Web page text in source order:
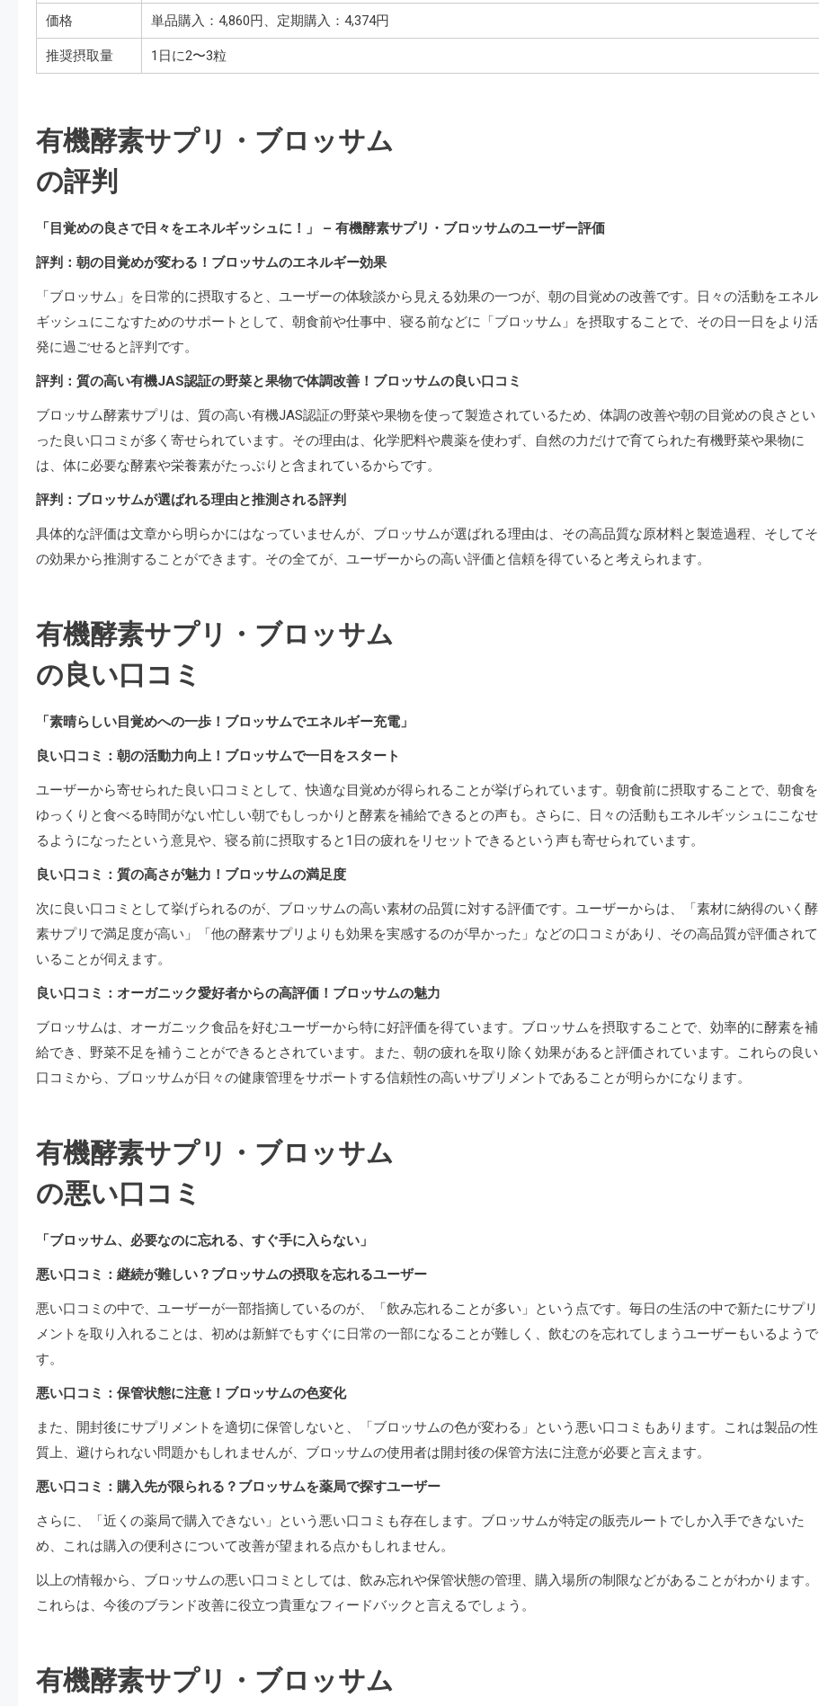
価格 単品購入：4,860円、定期購入：4,374円
推奨摂取量 1日に2〜3粒
有機酵素サプリ・ブロッサム
の評判
「目覚めの良さで日々をエネルギッシュに！」 – 有機酵素サプリ・ブロッサムのユーザー評価
評判：朝の目覚めが変わる！ブロッサムのエネルギー効果
「ブロッサム」を日常的に摂取すると、ユーザーの体験談から見える効果の一つが、朝の目覚めの改善です。日々の活動をエネル
ギッシュにこなすためのサポートとして、朝食前や仕事中、寝る前などに「ブロッサム」を摂取することで、その日一日をより活
発に過ごせると評判です。
評判：質の高い有機JAS認証の野菜と果物で体調改善！ブロッサムの良い口コミ
ブロッサム酵素サプリは、質の高い有機JAS認証の野菜や果物を使って製造されているため、体調の改善や朝の目覚めの良さとい
った良い口コミが多く寄せられています。その理由は、化学肥料や農薬を使わず、自然の力だけで育てられた有機野菜や果物に
は、体に必要な酵素や栄養素がたっぷりと含まれているからです。
評判：ブロッサムが選ばれる理由と推測される評判
具体的な評価は文章から明らかにはなっていませんが、ブロッサムが選ばれる理由は、その高品質な原材料と製造過程、そしてそ
の効果から推測することができます。その全てが、ユーザーからの高い評価と信頼を得ていると考えられます。
有機酵素サプリ・ブロッサム
の良い口コミ
「素晴らしい目覚めへの一歩！ブロッサムでエネルギー充電」
良い口コミ：朝の活動力向上！ブロッサムで一日をスタート
ユーザーから寄せられた良い口コミとして、快適な目覚めが得られることが挙げられています。朝食前に摂取することで、朝食を
ゆっくりと食べる時間がない忙しい朝でもしっかりと酵素を補給できるとの声も。さらに、日々の活動もエネルギッシュにこなせ
るようになったという意見や、寝る前に摂取すると1日の疲れをリセットできるという声も寄せられています。
良い口コミ：質の高さが魅力！ブロッサムの満足度
次に良い口コミとして挙げられるのが、ブロッサムの高い素材の品質に対する評価です。ユーザーからは、「素材に納得のいく酵
素サプリで満足度が高い」「他の酵素サプリよりも効果を実感するのが早かった」などの口コミがあり、その高品質が評価されて
いることが伺えます。
良い口コミ：オーガニック愛好者からの高評価！ブロッサムの魅力
ブロッサムは、オーガニック食品を好むユーザーから特に好評価を得ています。ブロッサムを摂取することで、効率的に酵素を補
給でき、野菜不足を補うことができるとされています。また、朝の疲れを取り除く効果があると評価されています。これらの良い
口コミから、ブロッサムが日々の健康管理をサポートする信頼性の高いサプリメントであることが明らかになります。
有機酵素サプリ・ブロッサム
の悪い口コミ
「ブロッサム、必要なのに忘れる、すぐ手に入らない」
悪い口コミ：継続が難しい？ブロッサムの摂取を忘れるユーザー
悪い口コミの中で、ユーザーが一部指摘しているのが、「飲み忘れることが多い」という点です。毎日の生活の中で新たにサプリ
メントを取り入れることは、初めは新鮮でもすぐに日常の一部になることが難しく、飲むのを忘れてしまうユーザーもいるようで
す。
悪い口コミ：保管状態に注意！ブロッサムの色変化
また、開封後にサプリメントを適切に保管しないと、「ブロッサムの色が変わる」という悪い口コミもあります。これは製品の性
質上、避けられない問題かもしれませんが、ブロッサムの使用者は開封後の保管方法に注意が必要と言えます。
悪い口コミ：購入先が限られる？ブロッサムを薬局で探すユーザー
さらに、「近くの薬局で購入できない」という悪い口コミも存在します。ブロッサムが特定の販売ルートでしか入手できないた
め、これは購入の便利さについて改善が望まれる点かもしれません。
以上の情報から、ブロッサムの悪い口コミとしては、飲み忘れや保管状態の管理、購入場所の制限などがあることがわかります。
これらは、今後のブランド改善に役立つ貴重なフィードバックと言えるでしょう。
有機酵素サプリ・ブロッサム